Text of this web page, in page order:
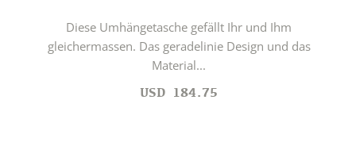
Diese Umhängetasche gefällt Ihr und Ihm
gleichermassen. Das geradelinie Design und das
Material...
USD 184.75